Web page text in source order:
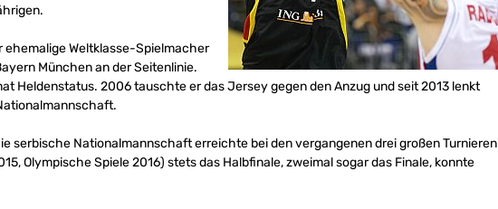
ehemalige Weltklasse-Spielmacher
München an der Seitenlinie.
Heldenstatus. 2006 tauschte er das Jersey gegen den Anzug und seit 2013 lenkt
serbische Nationalmannschaft erreichte bei den vergangenen drei großen Turnieren
Olympische Spiele 2016) stets das Halbfinale, zweimal sogar das Finale, konnte